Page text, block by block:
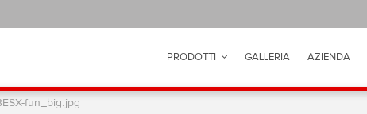
PRODOTTI GALLERIA AZIENDA
fun_big.jpg